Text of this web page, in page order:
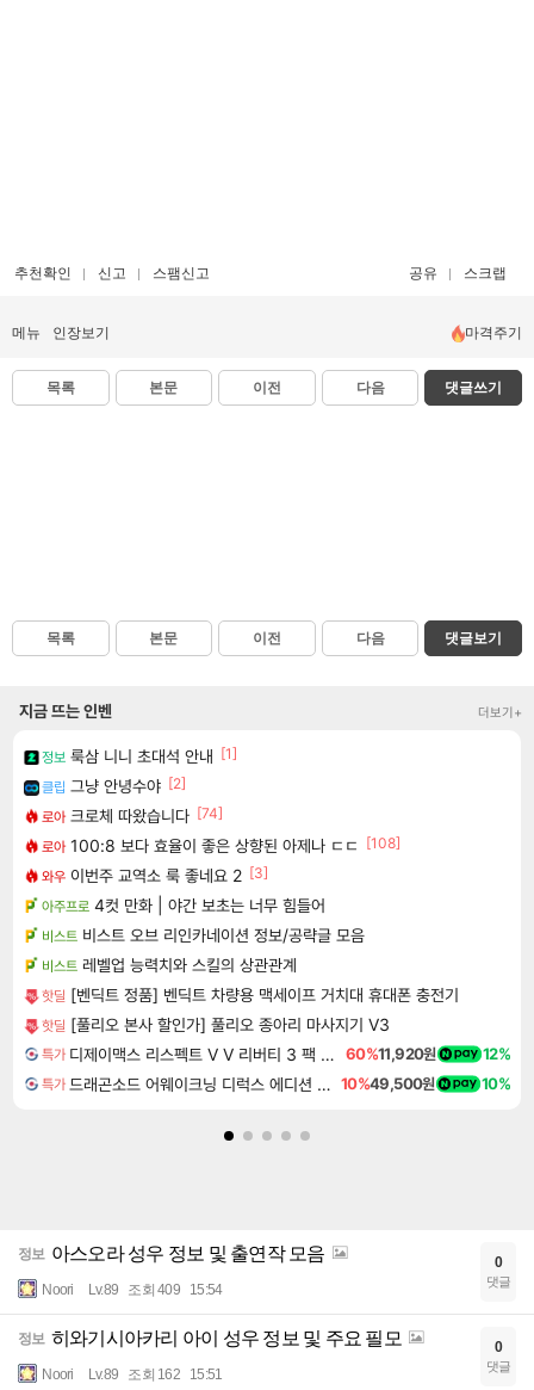
추천확인 신고 스팸신고 공유 스크랩
메뉴 인장보기 마격주기
목록 본문 이전 다음 댓글쓰기
목록 본문 이전 다음 댓글보기
지금 뜨는 인벤 더보기+
정보 룩삼 니니 초대석 안내 [1]
클립 그냥 안녕수야 [2]
로아 크로체 따왔습니다 [74]
로아 100:8 보다 효율이 좋은 상향된 아제나 ㄷㄷ
[108]
와우 이번주 교역소 룩 좋네요 2 [3]
아주프로 4컷 만화 | 야간 보초는 너무 힘들어
비스트 비스트 오브 리인카네이션 정보/공략글 모음
비스트 레벨업 능력치와 스킬의 상관관계
핫딜 [벤딕트 정품] 벤딕트 차량용 맥세이프 거치대 휴대폰 충전기
핫딜 [풀리오 본사 할인가] 풀리오 종아리 마사지기 V3
특가 디제이맥스 리스펙트 V V 리버티 3 팩 DJMAX RESPECT V V Liberty 3 Pack DLC 60%11,920원 12%
특가 드래곤소드 어웨이크닝 디럭스 에디션 DragonSword Awakening Deluxe Edition 10%49,500원 10%
정보 아스오라 성우 정보 및 출연작 모음
Noori Lv.89 조회 409 15:54
0
댓글
정보 히와기시아카리 아이 성우 정보 및 주요 필모
Noori Lv.89 조회 162 15:51
0
댓글